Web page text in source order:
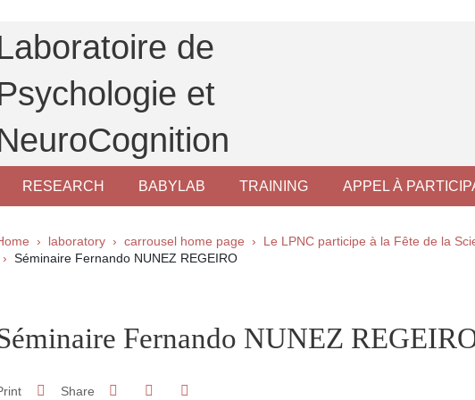
de
et
RESEARCH BABYLAB TRAINING APPEL À
laboratory carrousel home page
Le LPNC participe à la Fête de la
Séminaire Fernando NUNEZ REGEIRO
SidebarFernando NUNEZ
Share Share on Facebook
Share on LinkedIn